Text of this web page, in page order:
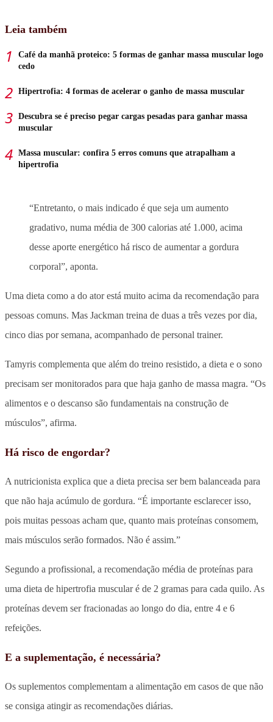
Leia também
Café da manhã proteico: 5 formas de ganhar massa muscular logo
cedo
Hipertrofia: 4 formas de acelerar o ganho de massa muscular
Descubra se é preciso pegar cargas pesadas para ganhar massa
muscular
Massa muscular: confira 5 erros comuns que atrapalham a
hipertrofia
“Entretanto, o mais indicado é que seja um aumento
gradativo, numa média de 300 calorias até 1.000, acima
desse aporte energético há risco de aumentar a gordura
corporal”, aponta.
Uma dieta como a do ator está muito acima da recomendação para
pessoas comuns. Mas Jackman treina de duas a três vezes por dia,
cinco dias por semana, acompanhado de personal trainer.
Tamyris complementa que além do treino resistido, a dieta e o sono
precisam ser monitorados para que haja ganho de massa magra. “Os
alimentos e o descanso são fundamentais na construção de
músculos”, afirma.
Há risco de engordar?
A nutricionista explica que a dieta precisa ser bem balanceada para
que não haja acúmulo de gordura. “É importante esclarecer isso,
pois muitas pessoas acham que, quanto mais proteínas consomem,
mais músculos serão formados. Não é assim.”
Segundo a profissional, a recomendação média de proteínas para
uma dieta de hipertrofia muscular é de 2 gramas para cada quilo. As
proteínas devem ser fracionadas ao longo do dia, entre 4 e 6
refeições.
E a suplementação, é necessária?
Os suplementos complementam a alimentação em casos de que não
se consiga atingir as recomendações diárias.